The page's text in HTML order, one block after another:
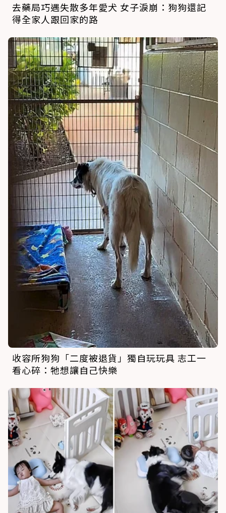
去藥局巧遇失散多年愛犬 女子淚崩：狗狗還記
得全家人跟回家的路
收容所狗狗「二度被退貨」獨自玩玩具 志工一
看心碎：牠想讓自己快樂